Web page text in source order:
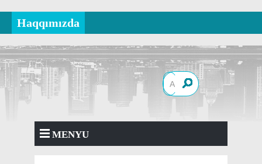
Haqqımızda
MENYU